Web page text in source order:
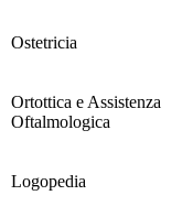
Ostetricia
Ortottica e Assistenza
Oftalmologica
Logopedia